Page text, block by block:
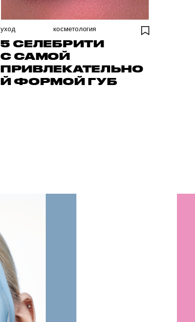
уход косметология
5 СЕЛЕБРИТИ
С САМОЙ
ПРИВЛЕКАТЕЛЬНО
Й ФОРМОЙ ГУБ